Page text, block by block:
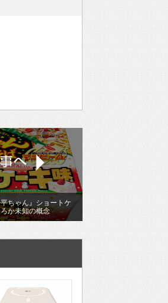
ちゃん』ショートケ
か未知の概念